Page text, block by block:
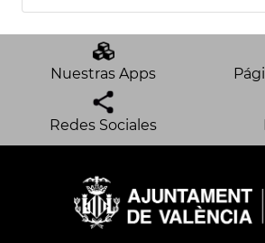
Nuestras Apps
Redes Sociales